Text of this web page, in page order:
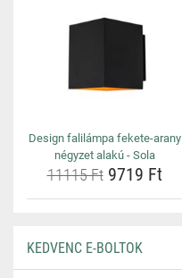
Design falilámpa fekete-arany
négyzet alakú - Sola
11115 Ft9719 Ft
KEDVENC E-BOLTOK